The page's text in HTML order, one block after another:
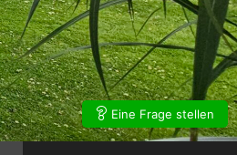
Eine Frage stellen